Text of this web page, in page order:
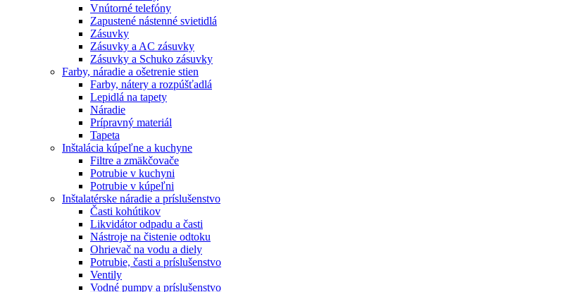
Vnútorné telefóny
Zapustené nástenné svietidlá
Zásuvky
Zásuvky a AC zásuvky
Zásuvky a Schuko zásuvky
Farby, náradie a ošetrenie stien
Farby, nátery a rozpúšťadlá
Lepidlá na tapety
Náradie
Prípravný materiál
Tapeta
Inštalácia kúpeľne a kuchyne
Filtre a zmäkčovače
Potrubie v kuchyni
Potrubie v kúpeľni
Inštalatérske náradie a príslušenstvo
Časti kohútikov
Likvidátor odpadu a časti
Nástroje na čistenie odtoku
Ohrievač na vodu a diely
Potrubie, časti a príslušenstvo
Ventily
Vodné pumpy a príslušenstvo